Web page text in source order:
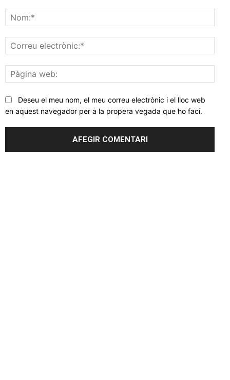
web:
Deseu el meu nom, el meu correu electrònic i el lloc web
en aquest navegador per a la propera vegada que ho faci.